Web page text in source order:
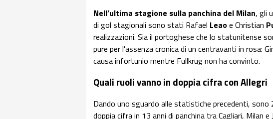
Nell’ultima stagione sulla panchina del Milan, gli
di gol stagionali sono stati Rafael Leaoe Christian
realizzazioni. Sia il portoghese che lo statunitense
pure per l'assenza cronica di un centravanti in rosa:
causa infortunio mentre Fullkrug non ha convinto.
Quali ruoli vanno in doppia cifra con Allegri
Dando uno sguardo alle statistiche precedenti, sono
doppia cifra in 13 anni di panchina tra Cagliari, Milan